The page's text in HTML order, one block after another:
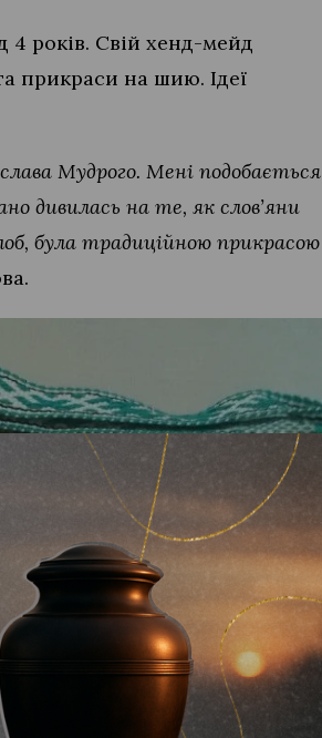
4 років. Свій хенд-мейд
прикраси на шию. Ідеї
Мудрого. Мені подобається
дивилась на те, як слов’яни
була традиційною прикрасою